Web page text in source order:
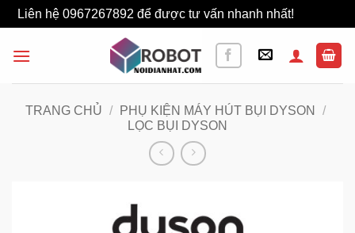
Liên hệ 0967267892 để được tư vấn nhanh nhất!
qua
TRANG CHỦ
/ PHỤ KIỆN MÁY HÚT BỤI DYSON
/
LỌC BỤI DYSON